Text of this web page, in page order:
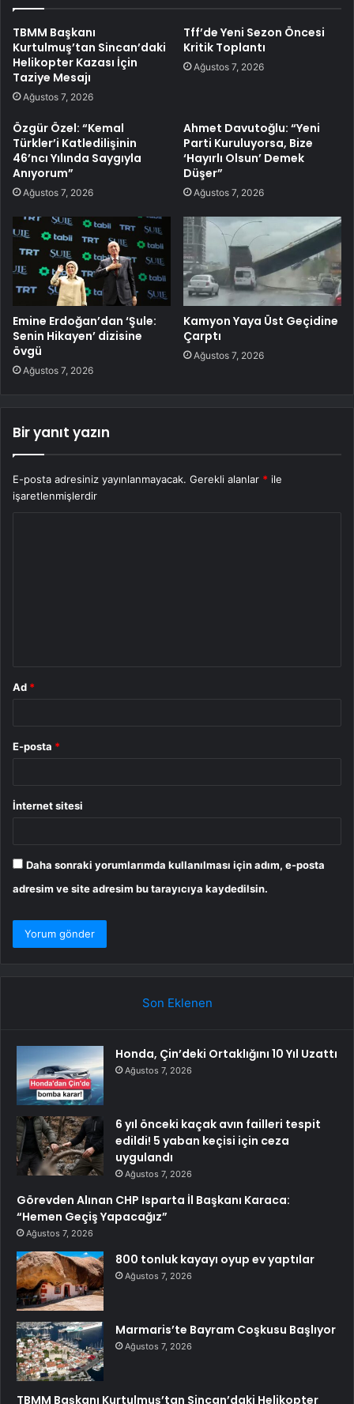
TBMM Başkanı
Kurtulmuş’tan Sincan’daki
Helikopter Kazası İçin
Taziye Mesajı
Ağustos 7, 2026
Tff’de Yeni Sezon Öncesi
Kritik Toplantı
Ağustos 7, 2026
Özgür Özel: “Kemal
Türkler’i Katledilişinin
46’ncı Yılında Saygıyla
Anıyorum”
Ağustos 7, 2026
Ahmet Davutoğlu: “Yeni
Parti Kuruluyorsa, Bize
‘Hayırlı Olsun’ Demek
Düşer”
Ağustos 7, 2026
Emine Erdoğan’dan ‘Şule:
Senin Hikayen’ dizisine
övgü
Ağustos 7, 2026
Kamyon Yaya Üst Geçidine
Çarptı
Ağustos 7, 2026
Bir yanıt yazın
E-posta adresiniz yayınlanmayacak. Gerekli alanlar * ile
işaretlenmişlerdir
Ad *
E-posta *
İnternet sitesi
Daha sonraki yorumlarımda kullanılması için adım, e-posta
adresim ve site adresim bu tarayıcıya kaydedilsin.
Son Eklenen
Honda, Çin’deki Ortaklığını 10 Yıl Uzattı
Ağustos 7, 2026
6 yıl önceki kaçak avın failleri tespit
edildi! 5 yaban keçisi için ceza
uygulandı
Ağustos 7, 2026
Görevden Alınan CHP Isparta İl Başkanı Karaca:
“Hemen Geçiş Yapacağız”
Ağustos 7, 2026
800 tonluk kayayı oyup ev yaptılar
Ağustos 7, 2026
Marmaris’te Bayram Coşkusu Başlıyor
Ağustos 7, 2026
TBMM Başkanı Kurtulmuş’tan Sincan’daki Helikopter